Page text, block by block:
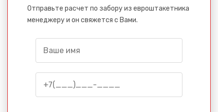
Отправьте расчет по забору из евроштакетника
менеджеру и он свяжется с Вами.